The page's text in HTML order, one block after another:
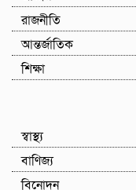
রাজনীতি
আন্তর্জাতিক
শিক্ষা
স্বাস্থ্য
বাণিজ্য
বিনোদন